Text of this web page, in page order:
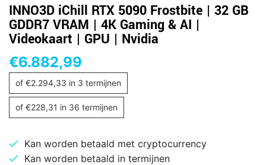
INNO3D iChill RTX 5090 Frostbite | 32 GB
GDDR7 VRAM | 4K Gaming & AI |
Videokaart | GPU | Nvidia
€6.882,99
of €2.294,33 in 3 termijnen
of €228,31 in 36 termijnen
Kan worden betaald met cryptocurrency
Kan worden betaald in termijnen